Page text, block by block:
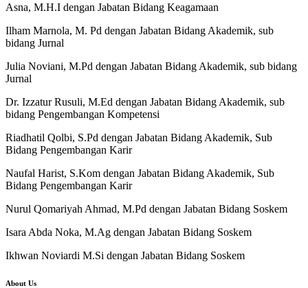
Asna, M.H.I dengan Jabatan Bidang Keagamaan
Ilham Marnola, M. Pd dengan Jabatan Bidang Akademik, sub
bidang Jurnal
Julia Noviani, M.Pd dengan Jabatan Bidang Akademik, sub bidang
Jurnal
Dr. Izzatur Rusuli, M.Ed dengan Jabatan Bidang Akademik, sub
bidang Pengembangan Kompetensi
Riadhatil Qolbi, S.Pd dengan Jabatan Bidang Akademik, Sub
Bidang Pengembangan Karir
Naufal Harist, S.Kom dengan Jabatan Bidang Akademik, Sub
Bidang Pengembangan Karir
Nurul Qomariyah Ahmad, M.Pd dengan Jabatan Bidang Soskem
Isara Abda Noka, M.Ag dengan Jabatan Bidang Soskem
Ikhwan Noviardi M.Si dengan Jabatan Bidang Soskem
About Us